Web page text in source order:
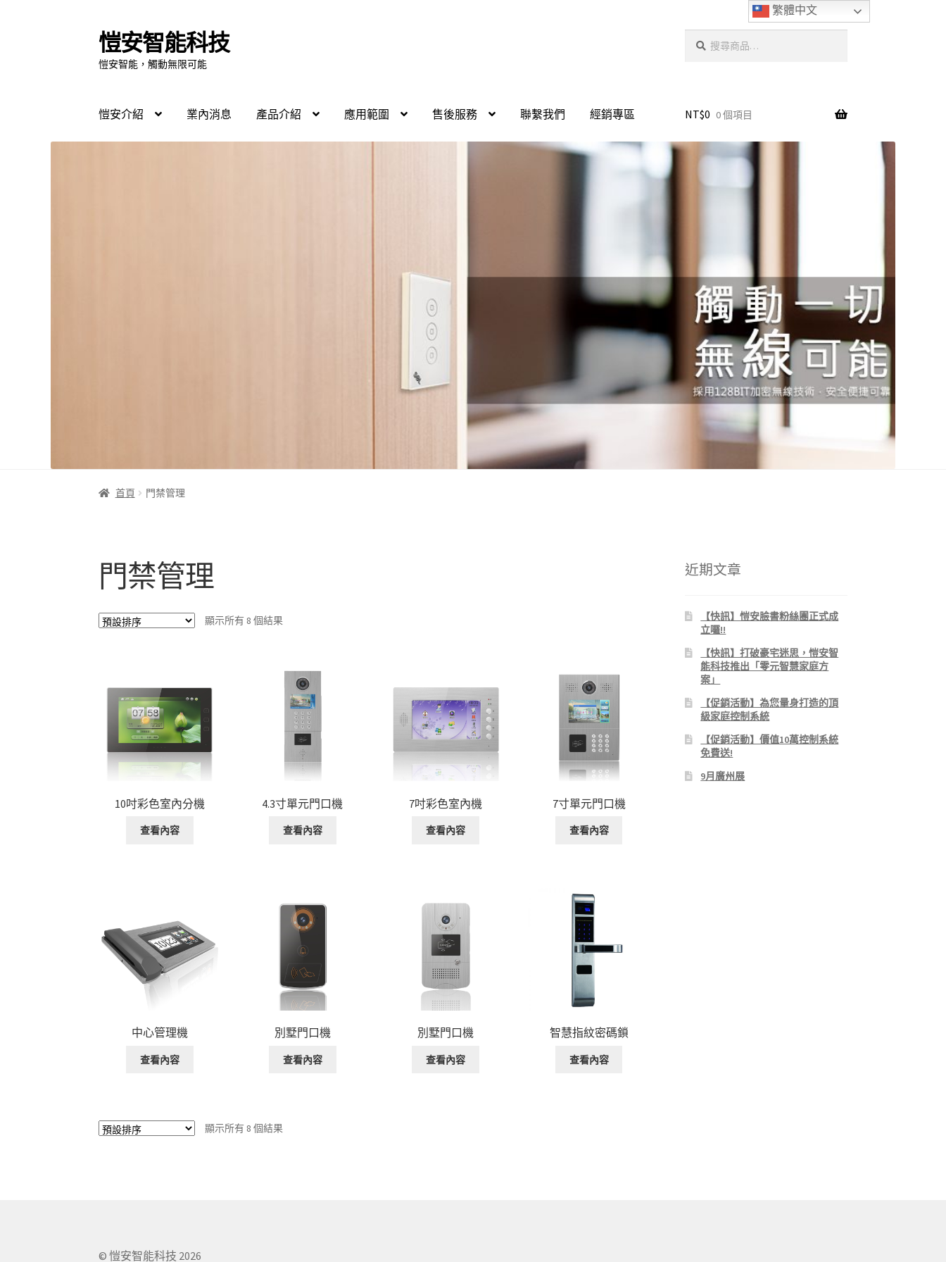
愷安智能科技
愷安智能，觸動無限可能
愷安介紹 業內消息 產品介紹 應用範圍 售後服務 聯繫我們 經銷專區
結帳
NT$0 0 個項目
首頁 門禁管理
門禁管理
顯示所有 8 個結果
10吋彩色室內分機
查看內容
4.3寸單元門口機
查看內容
7吋彩色室內機
查看內容
7寸單元門口機
查看內容
中心管理機
查看內容
別墅門口機
查看內容
別墅門口機
查看內容
智慧指紋密碼鎖
查看內容
顯示所有 8 個結果
近期文章
【快訊】愷安臉書粉絲團正式成
立囉!!
【快訊】打破豪宅迷思，愷安智
能科技推出「零元智慧家庭方
案」
【促銷活動】為您量身打造的頂
級家庭控制系統
【促銷活動】價值10萬控制系統
免費送!
9月廣州展
© 愷安智能科技 2026
繁體中文